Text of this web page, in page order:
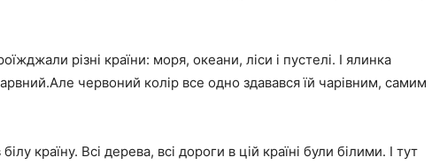
різні країни: моря, океани, ліси і пустелі. І ялинка
червоний колір все одно здавався їй чарівним, самим
країну. Всі дерева, всі дороги в цій країні були білими. І тут